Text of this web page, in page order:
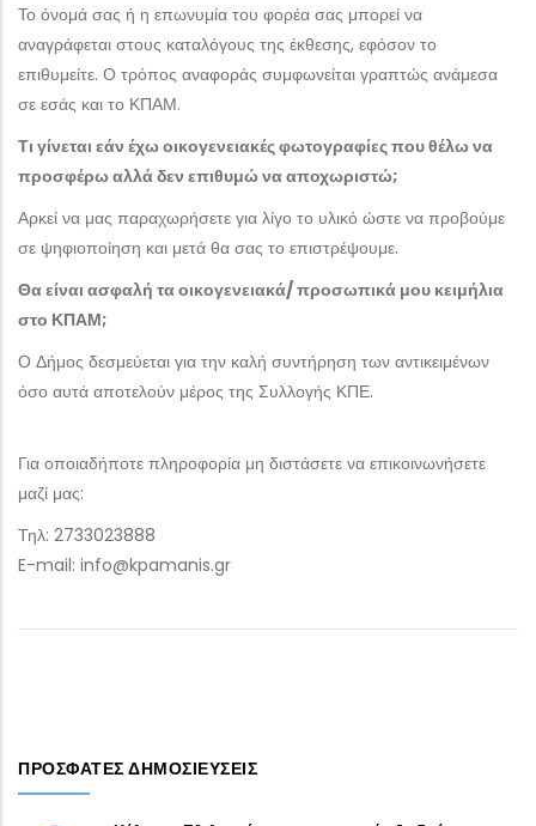
Το όνομά σας ή η επωνυμία του φορέα σας μπορεί να
αναγράφεται στους καταλόγους της έκθεσης, εφόσον το
επιθυμείτε. Ο τρόπος αναφοράς συμφωνείται γραπτώς ανάμεσα
σε εσάς και το ΚΠΑΜ.
Τι γίνεται εάν έχω οικογενειακές φωτογραφίες που θέλω να
προσφέρω αλλά δεν επιθυμώ να αποχωριστώ;
Αρκεί να μας παραχωρήσετε για λίγο το υλικό ώστε να προβούμε
σε ψηφιοποίηση και μετά θα σας το επιστρέψουμε.
Θα είναι ασφαλή τα οικογενειακά/ προσωπικά μου κειμήλια
στο ΚΠΑΜ;
Ο Δήμος δεσμεύεται για την καλή συντήρηση των αντικειμένων
όσο αυτά αποτελούν μέρος της Συλλογής ΚΠΕ.
Για οποιαδήποτε πληροφορία μη διστάσετε να επικοινωνήσετε
μαζί μας:
Τηλ: 2733023888
E-mail: info@kpamanis.gr
ΠΡΌΣΦΑΤΕΣ ΔΗΜΟΣΙΕΎΣΕΙΣ